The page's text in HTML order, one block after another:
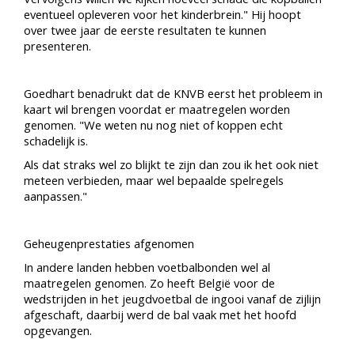
eventueel opleveren voor het kinderbrein." Hij hoopt
over twee jaar de eerste resultaten te kunnen
presenteren.
Goedhart benadrukt dat de KNVB eerst het probleem in
kaart wil brengen voordat er maatregelen worden
genomen. "We weten nu nog niet of koppen echt
schadelijk is.
Als dat straks wel zo blijkt te zijn dan zou ik het ook niet
meteen verbieden, maar wel bepaalde spelregels
aanpassen."
Geheugenprestaties afgenomen
In andere landen hebben voetbalbonden wel al
maatregelen genomen. Zo heeft België voor de
wedstrijden in het jeugdvoetbal de ingooi vanaf de zijlijn
afgeschaft, daarbij werd de bal vaak met het hoofd
opgevangen.